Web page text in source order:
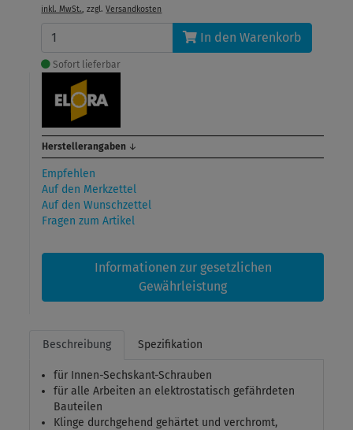
inkl. MwSt., zzgl.Versandkosten
In den Warenkorb
Sofort lieferbar
Herstellerangaben ↓
Empfehlen
Auf den Merkzettel
Auf den Wunschzettel
Fragen zum Artikel
Informationen zur gesetzlichen
Gewährleistung
Beschreibung Spezifikation
für Innen-Sechskant-Schrauben
für alle Arbeiten an elektrostatisch gefährdeten
Bauteilen
Klinge durchgehend gehärtet und verchromt,